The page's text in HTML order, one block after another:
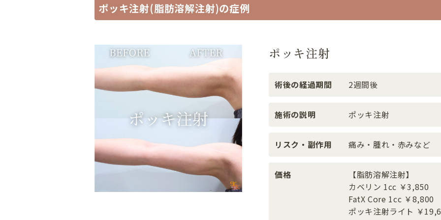
ポッキ注射(脂肪溶解注射)の症例
ポッキ注射
術後の経過期間 2週間後
施術の説明 ポッキ注射
リスク・副作用 痛み・腫れ・赤みなど
価格
【脂肪溶解注射】
カベリン 1cc ￥3,850
FatX Core 1cc ￥8,800
ポッキ注射ライト ￥